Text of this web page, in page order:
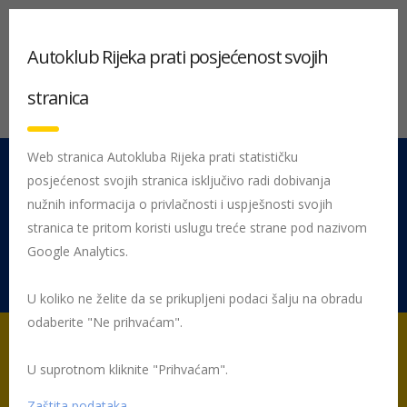
051 212 442 Centrala
Pon - Pet 08:00 - 16:00
Rujevica 9/1, 51000 Rijeka
Početna Tehnički pregled vozila i registracija
Autoklub Rijeka prati posjećenost svojih
stranica
Web stranica Autokluba Rijeka prati statističku
posjećenost svojih stranica isključivo radi dobivanja
nužnih informacija o privlačnosti i uspješnosti svojih
stranica te pritom koristi uslugu treće strane pod nazivom
Google Analytics.
U koliko ne želite da se prikupljeni podaci šalju na obradu
odaberite "Ne prihvaćam".
U suprotnom kliknite "Prihvaćam".